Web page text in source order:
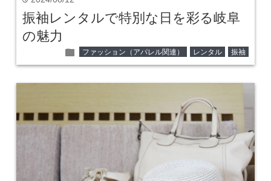
振袖レンタルで特別な日を彩る岐阜
の魅力
folder ファッション（アパレル関連） レンタル 振袖